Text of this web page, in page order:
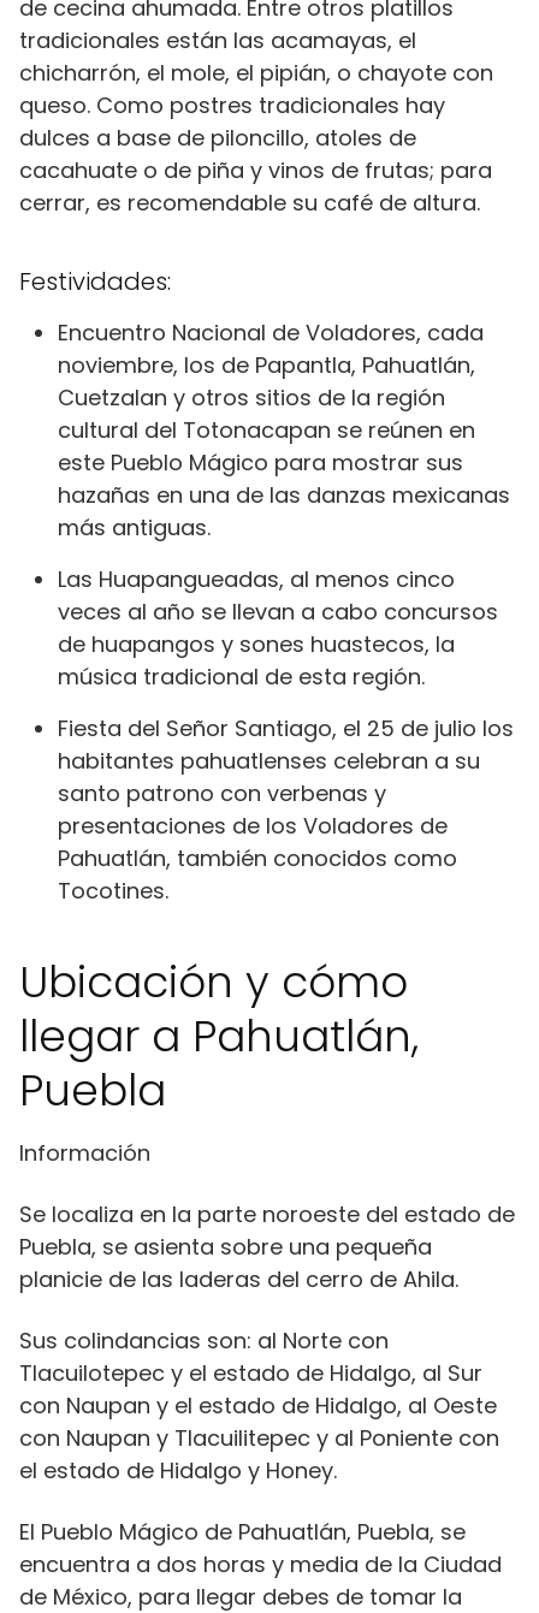
de cecina ahumada. Entre otros platillos
tradicionales están las acamayas, el
chicharrón, el mole, el pipián, o chayote con
queso. Como postres tradicionales hay
dulces a base de piloncillo, atoles de
cacahuate o de piña y vinos de frutas; para
cerrar, es recomendable su café de altura.
Festividades:
Encuentro Nacional de Voladores, cada
noviembre, los de Papantla, Pahuatlán,
Cuetzalan y otros sitios de la región
cultural del Totonacapan se reúnen en
este Pueblo Mágico para mostrar sus
hazañas en una de las danzas mexicanas
más antiguas.​
Las Huapangueadas, al menos cinco
veces al año se llevan a cabo concursos
de huapangos y sones huastecos, la
música tradicional de esta región.​
Fiesta del Señor Santiago, el 25 de julio los
habitantes pahuatlenses celebran a su
santo patrono con verbenas y
presentaciones de los Voladores de
Pahuatlán, también conocidos como
Tocotines.​
Ubicación y cómo
llegar a Pahuatlán,
Puebla
Información
Se localiza en la parte noroeste del estado de
Puebla, se asienta sobre una pequeña
planicie de las laderas del cerro de Ahila. ​
Sus colindancias son: al Norte con
Tlacuilotepec y el estado de Hidalgo, al Sur
con Naupan y el estado de Hidalgo, al Oeste
con Naupan y Tlacuilitepec y al Poniente con
el estado de Hidalgo y Honey.
El Pueblo Mágico de Pahuatlán, Puebla, se
encuentra a dos horas y media de la Ciudad
de México, para llegar debes de tomar la